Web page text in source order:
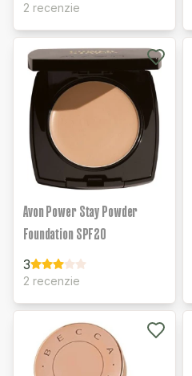
2 recenzie
Avon Power Stay Powder
Foundation SPF20
3
2 recenzie